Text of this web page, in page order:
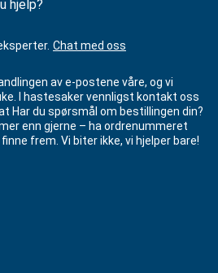
hjelp?
Chat med oss
av e-postene våre, og vi
I hastesaker vennligst kontakt oss
Har du spørsmål om bestillingen din?
enn gjerne – ha ordrenummeret
frem. Vi biter ikke, vi hjelper bare!